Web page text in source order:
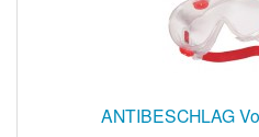
ANTIBESCHLAG